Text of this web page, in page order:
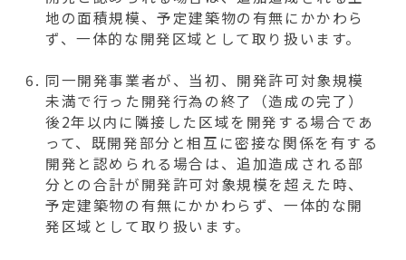
地の面積規模、予定建築物の有無にかかわら
ず、一体的な開発区域として取り扱います。
同一開発事業者が、当初、開発許可対象規模
未満で行った開発行為の終了（造成の完了）
後2年以内に隣接した区域を開発する場合であ
って、既開発部分と相互に密接な関係を有する
開発と認められる場合は、追加造成される部
分との合計が開発許可対象規模を超えた時、
予定建築物の有無にかかわらず、一体的な開
発区域として取り扱います。